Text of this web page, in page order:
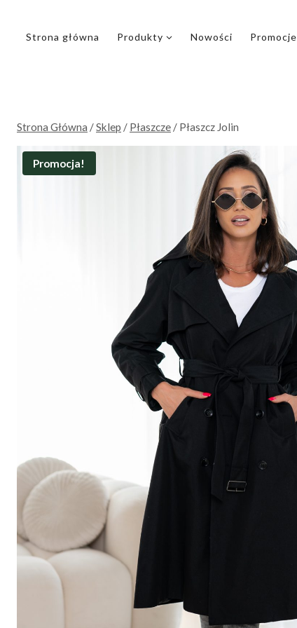
Strona główna Produkty Nowości Promocje
Strona Główna /Sklep / Płaszcze / Płaszcz Jolin
Promocja!